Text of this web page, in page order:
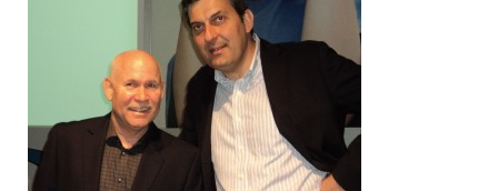
Case editrici
Partnership
Giallo Stresa